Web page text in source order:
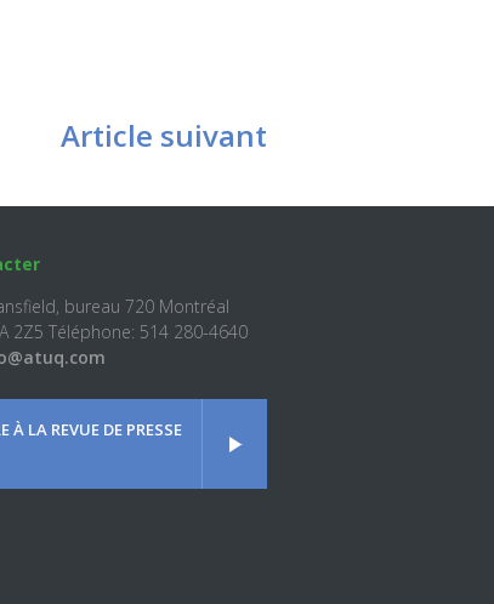
Article suivant
bureau 720 Montréal
2Z5 Téléphone: 514 280-4640
À LA REVUE DE PRESSE